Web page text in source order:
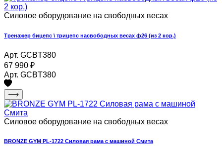
Силовое оборудование на свободных весах
Тренажер бицепс \ трицепс насвободных весах ф26 (из 2 кор.)
Арт. GCBT380
67 990 ₽
Арт. GCBT380
Силовое оборудование на свободных весах
BRONZE GYM PL-1722 Силовая рама с машиной Смита